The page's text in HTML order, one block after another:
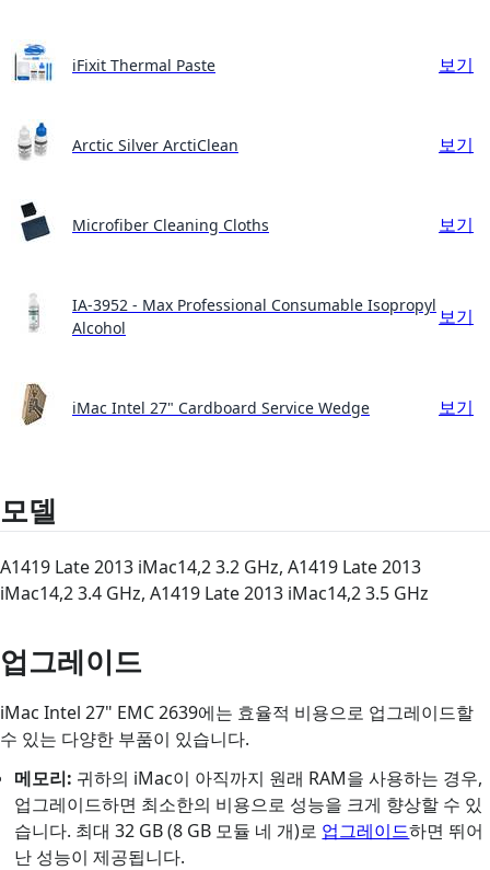
iFixit Thermal Paste 보기
Arctic Silver ArctiClean 보기
Microfiber Cleaning Cloths 보기
IA-3952 - Max Professional Consumable Isopropyl
Alcohol
보기
iMac Intel 27" Cardboard Service Wedge 보기
모델
A1419 Late 2013 iMac14,2 3.2 GHz, A1419 Late 2013
iMac14,2 3.4 GHz, A1419 Late 2013 iMac14,2 3.5 GHz
업그레이드
iMac Intel 27" EMC 2639에는 효율적 비용으로 업그레이드할
수 있는 다양한 부품이 있습니다.
메모리: 귀하의 iMac이 아직까지 원래 RAM을 사용하는 경우,
업그레이드하면 최소한의 비용으로 성능을 크게 향상할 수 있
습니다. 최대 32 GB (8 GB 모듈 네 개)로 업그레이드하면 뛰어
난 성능이 제공됩니다.